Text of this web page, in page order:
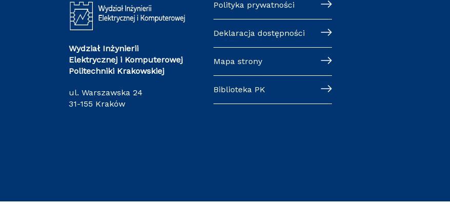
Wydział Inżynierii
Elektrycznej i Komputerowej
Politechniki Krakowskiej
ul. Warszawska 24
31-155 Kraków
Polityka prywatności
Deklaracja dostępności
Mapa strony
Biblioteka PK